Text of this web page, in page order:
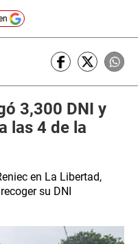
3,300 DNI y
las 4 de la
en La Libertad,
su DNI